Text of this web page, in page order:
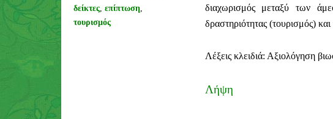
διαχωρισμός μεταξύ των
δραστηριότητας (τουρισμός)
Λέξεις κλειδιά: Αξιολόγηση
Λήψη
δείκτες,επίπτωση,
τουρισμός